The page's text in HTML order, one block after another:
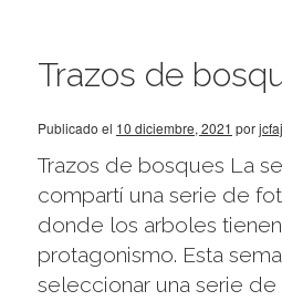
Trazos de
Publicado el 10 diciembre, 2021 por
Trazos de bosques La
compartí una serie de
donde los arboles
protagonismo. Esta
seleccionar una serie